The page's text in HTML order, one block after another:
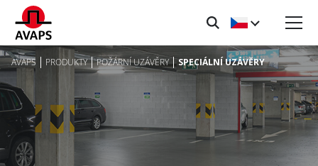
AVAPS PRODUKTY POŽÁRNÍ UZÁVĚRY SPECIÁLNÍ UZÁVĚRY